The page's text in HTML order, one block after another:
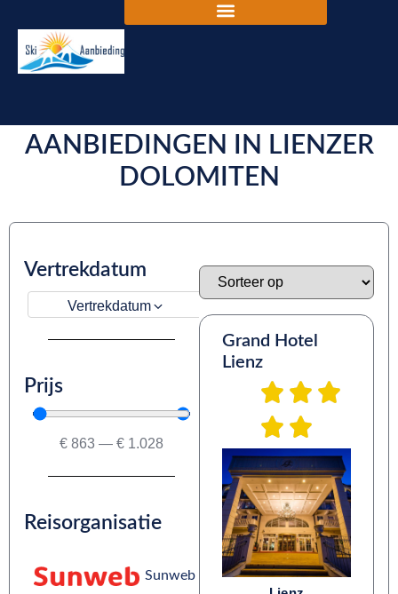
AANBIEDINGEN IN LIENZER
DOLOMITEN
Vertrekdatum
Vertrekdatum
Prijs
€ 863 — € 1.028
Reisorganisatie
Sunweb
Grand Hotel
Lienz